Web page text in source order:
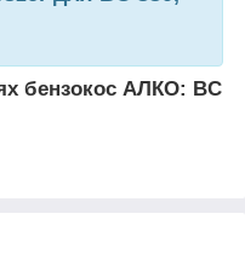
бензокос АЛКО: BC